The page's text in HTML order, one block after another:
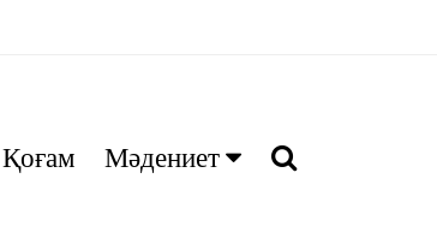
Қоғам Мәдениет